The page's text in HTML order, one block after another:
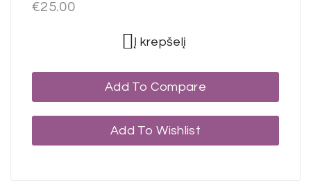
€25.00
Į krepšelį
Add To Compare
Add To Wishlist